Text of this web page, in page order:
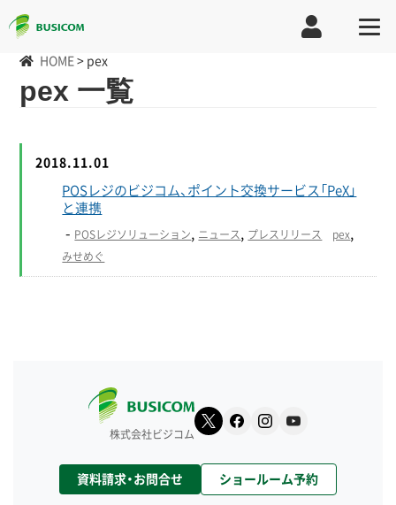
HOME > pex
pex 一覧
2018.11.01
POSレジのビジコム、ポイント交換サービス「PeX」
と連携
- POSレジソリューション ニュース プレスリリース pex
みせめぐ
株式会社ビジコム
資料請求・お問合せ ショールーム予約